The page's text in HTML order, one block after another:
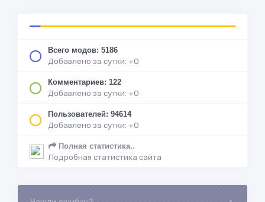
Всего модов: 5186
Добавлено за сутки: +0
Комментариев: 122
Добавлено за сутки: +0
Пользователей: 94614
Добавлено за сутки: +0
Полная статистика..
Подробная статистика сайта